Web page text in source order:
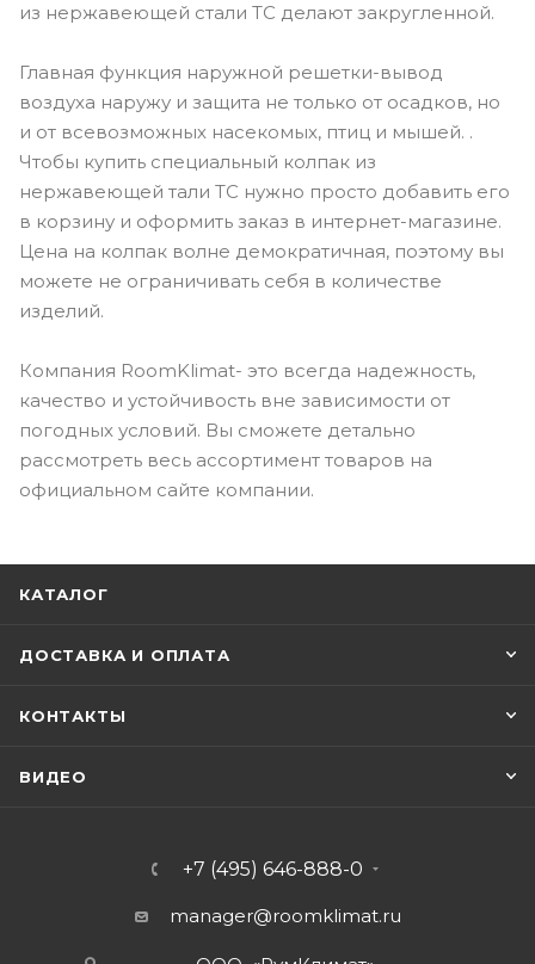
из нержавеющей стали ТС делают закругленной.
Главная функция наружной решетки-вывод
воздуха наружу и защита не только от осадков, но
и от всевозможных насекомых, птиц и мышей. .
Чтобы купить специальный колпак из
нержавеющей тали ТС нужно просто добавить его
в корзину и оформить заказ в интернет-магазине.
Цена на колпак волне демократичная, поэтому вы
можете не ограничивать себя в количестве
изделий.
Компания RoomKlimat- это всегда надежность,
качество и устойчивость вне зависимости от
погодных условий. Вы сможете детально
рассмотреть весь ассортимент товаров на
официальном сайте компании.
КАТАЛОГ
ДОСТАВКА И ОПЛАТА
КОНТАКТЫ
ВИДЕО
+7 (495) 646-888-0
manager@roomklimat.ru